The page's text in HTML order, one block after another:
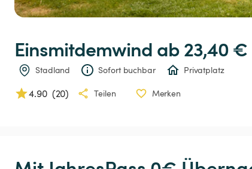
Einsmitdemwind ab 23,40 €
Stadland Sofort buchbar Privatplatz
4.90 (20) Teilen Merken